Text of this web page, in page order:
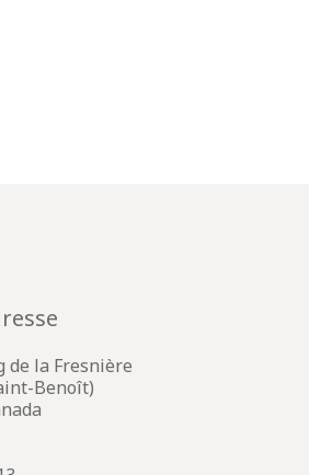
de la Fresnière
Benoît)